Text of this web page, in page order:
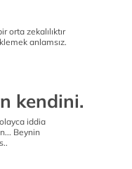
orta zekalılıktır
anlamsız.
kendini.
iddia
Beynin